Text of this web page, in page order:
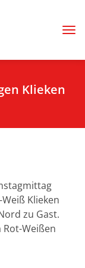
Klieken
Klieken
zu Gast.
Weißen